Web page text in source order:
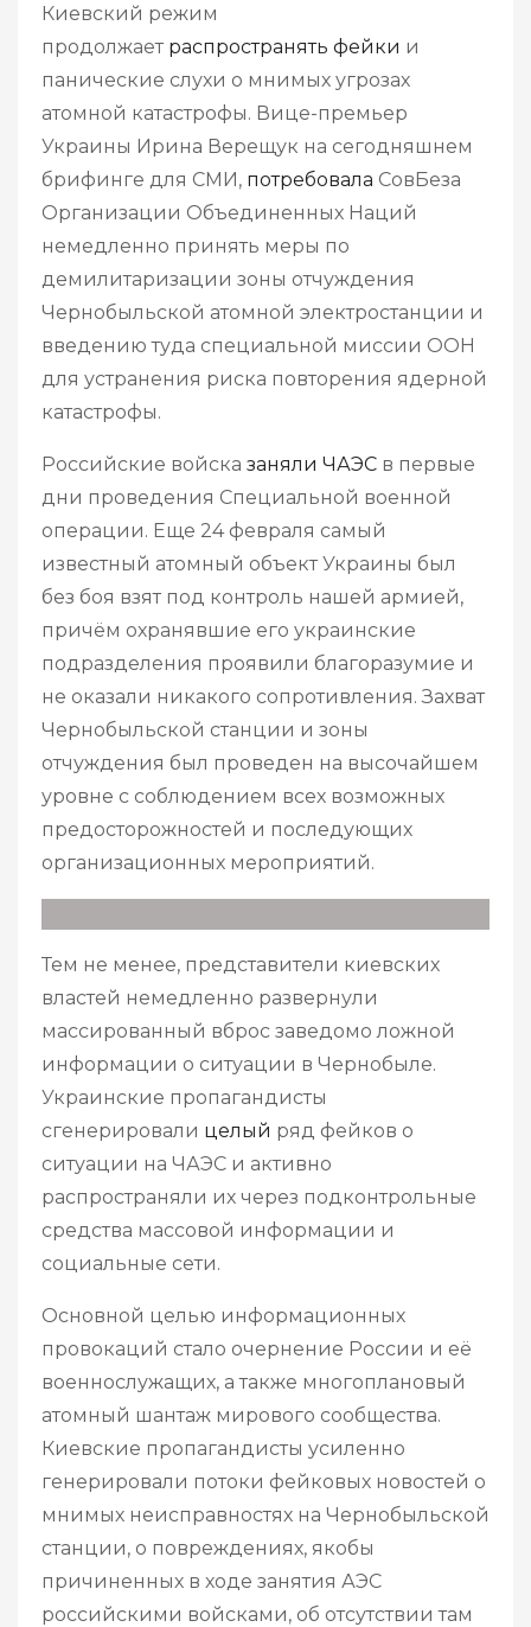
Киевский режим
продолжает распространять фейки и
панические слухи о мнимых угрозах
атомной катастрофы. Вице-премьер
Украины Ирина Верещук на сегодняшнем
брифинге для СМИ, потребовала СовБеза
Организации Объединенных Наций
немедленно принять меры по
демилитаризации зоны отчуждения
Чернобыльской атомной электростанции и
введению туда специальной миссии ООН
для устранения риска повторения ядерной
катастрофы.
Российские войска заняли ЧАЭС в первые
дни проведения Специальной военной
операции. Еще 24 февраля самый
известный атомный объект Украины был
без боя взят под контроль нашей армией,
причём охранявшие его украинские
подразделения проявили благоразумие и
не оказали никакого сопротивления. Захват
Чернобыльской станции и зоны
отчуждения был проведен на высочайшем
уровне с соблюдением всех возможных
предосторожностей и последующих
организационных мероприятий.
Тем не менее, представители киевских
властей немедленно развернули
массированный вброс заведомо ложной
информации о ситуации в Чернобыле.
Украинские пропагандисты
сгенерировали целый ряд фейков о
ситуации на ЧАЭС и активно
распространяли их через подконтрольные
средства массовой информации и
социальные сети.
Основной целью информационных
провокаций стало очернение России и её
военнослужащих, а также многоплановый
атомный шантаж мирового сообщества.
Киевские пропагандисты усиленно
генерировали потоки фейковых новостей о
мнимых неисправностях на Чернобыльской
станции, о повреждениях, якобы
причиненных в ходе занятия АЭС
российскими войсками, об отсутствии там